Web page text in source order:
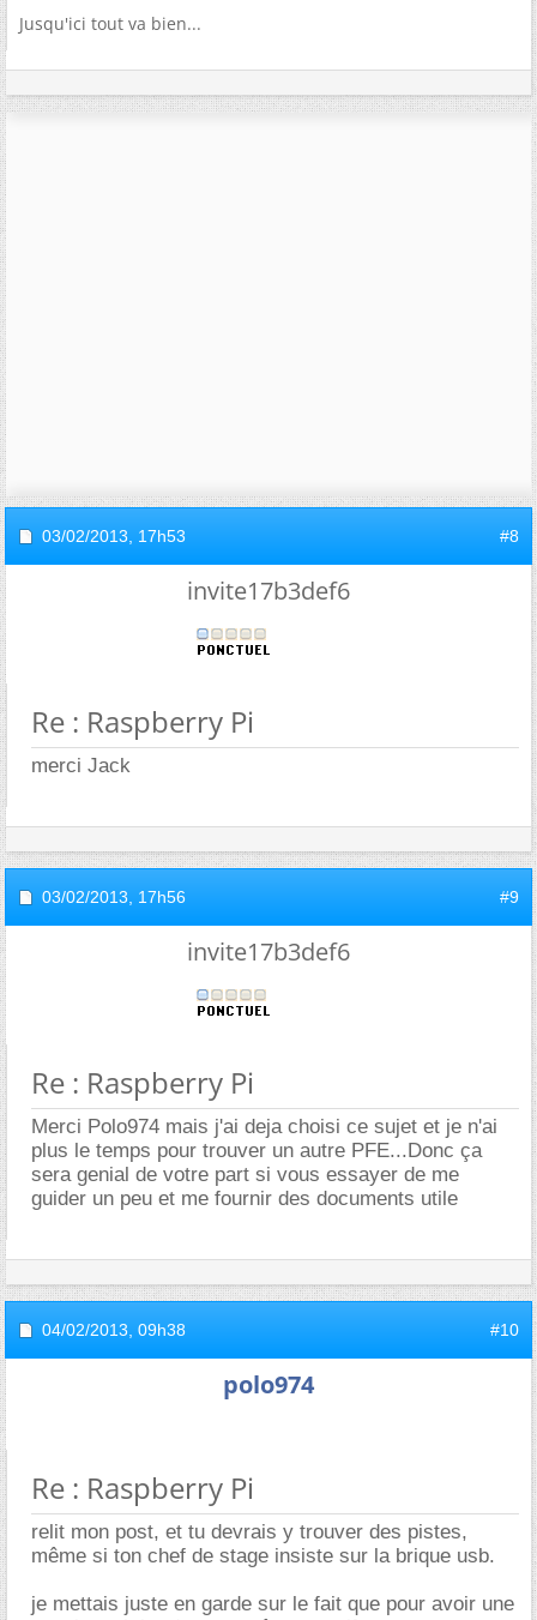
Jusqu'ici tout va bien...
03/02/2013, 17h53 #8
invite17b3def6
Re : Raspberry Pi
merci Jack
03/02/2013, 17h56 #9
invite17b3def6
Re : Raspberry Pi
Merci Polo974 mais j'ai deja choisi ce sujet et je n'ai
plus le temps pour trouver un autre PFE...Donc ça
sera genial de votre part si vous essayer de me
guider un peu et me fournir des documents utile
04/02/2013, 09h38 #10
polo974
Re : Raspberry Pi
relit mon post, et tu devrais y trouver des pistes,
même si ton chef de stage insiste sur la brique usb.
je mettais juste en garde sur le fait que pour avoir une